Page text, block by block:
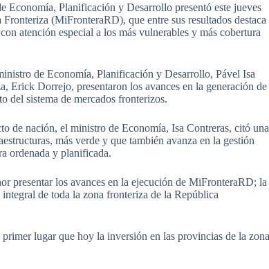
Economía, Planificación y Desarrollo presentó este jueves
(MiFronteraRD), que entre sus resultados destaca
atención especial a los más vulnerables y más cobertura
de Economía, Planificación y Desarrollo, Pável Isa
Erick Dorrejo, presentaron los avances en la generación de
del sistema de mercados fronterizos.
de nación, el ministro de Economía, Isa Contreras, citó una
más verde y que también avanza en la gestión
ordenada y planificada.
presentar los avances en la ejecución de MiFronteraRD; la
de toda la zona fronteriza de la República
lugar que hoy la inversión en las provincias de la